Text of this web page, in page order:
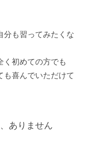
分も習ってみたくな
く初めての方でも
も喜んでいただけて
ありません